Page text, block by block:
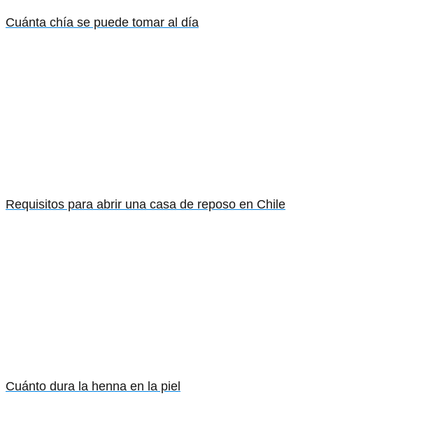
Cuánta chía se puede tomar al día
Requisitos para abrir una casa de reposo en Chile
Cuánto dura la henna en la piel